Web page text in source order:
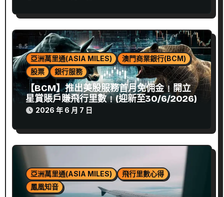
亞洲萬里通(ASIA MILES)
澳門商業銀行(BCM)
股票
銀行服務
【BCM】推出美股服務首月免佣金﹗開立
星賞賬戶賺飛行里數﹗(迎新至30/6/2026)
2026 年 6 月 7 日
亞洲萬里通(ASIA MILES)
飛行里數心得
鳳凰知音